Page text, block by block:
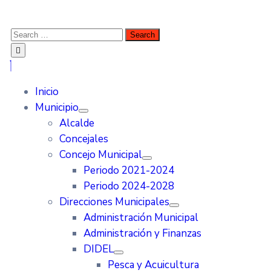
Inicio
Municipio
Alcalde
Concejales
Concejo Municipal
Periodo 2021-2024
Periodo 2024-2028
Direcciones Municipales
Administración Municipal
Administración y Finanzas
DIDEL
Pesca y Acuicultura